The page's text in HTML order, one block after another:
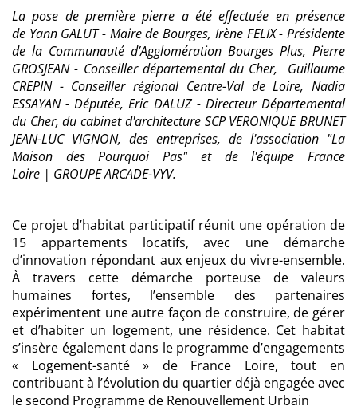
La pose de première pierre a été effectuée en présence
de Yann GALUT - Maire de Bourges, Irène FELIX - Présidente
de la Communauté d’Agglomération Bourges Plus, Pierre
GROSJEAN - Conseiller départemental du Cher, Guillaume
CREPIN - Conseiller régional Centre-Val de Loire, Nadia
ESSAYAN - Députée, Eric DALUZ - Directeur Départemental
du Cher, du cabinet d'architecture SCP VERONIQUE BRUNET
JEAN-LUC VIGNON, des entreprises, de l'association "La
Maison des Pourquoi Pas" et de l'équipe France
Loire | GROUPE ARCADE-VYV.
Ce projet d’habitat participatif réunit une opération de
15 appartements locatifs, avec une démarche
d’innovation répondant aux enjeux du vivre-ensemble.
À travers cette démarche porteuse de valeurs
humaines fortes, l’ensemble des partenaires
expérimentent une autre façon de construire, de gérer
et d’habiter un logement, une résidence. Cet habitat
s’insère également dans le programme d’engagements
« Logement-santé » de France Loire, tout en
contribuant à l’évolution du quartier déjà engagée avec
le second Programme de Renouvellement Urbain